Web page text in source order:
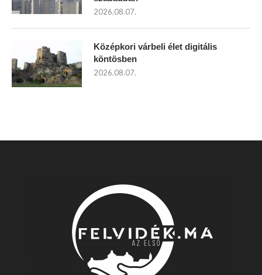
2026.08.07.
Középkori várbeli élet digitális
köntösben
2026.08.07.